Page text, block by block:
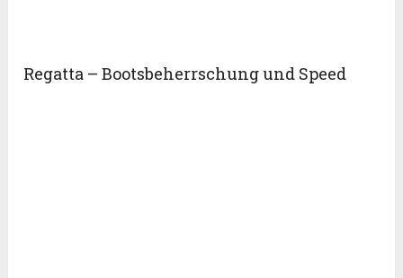
Regatta – Bootsbeherrschung und Speed